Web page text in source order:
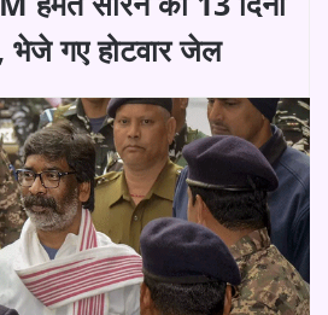
भेजे गए होटवार जेल